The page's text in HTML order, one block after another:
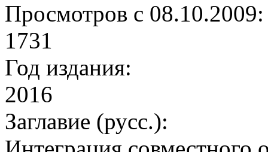
Просмотров с 08.10.2009:
1731
Год издания:
2016
Заглавие (русс.):